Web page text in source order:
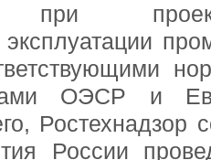
при
эксплуатации
ОЭСР и
Ростехнадзор
России